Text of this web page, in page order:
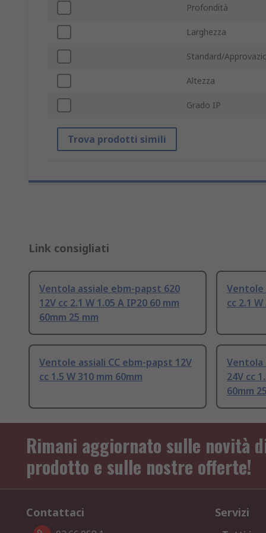
Profondità
Larghezza
Standard/
Altezza
Grado IP
Trova prodotti simili
Link consigliati
Ventola assiale ebm-papst 620
12V cc 2.1 W 1.05 A IP20 60 mm
60mm 25 mm
Ventole
cc 2.1
Ventole assiali CC ebm-papst 12V
cc 1.5 W 310 mm 60mm
Ventola
24V cc
60mm
Rimani aggiornato sulle novità
prodotto e sulle nostre offerte!
Contattaci Servizi